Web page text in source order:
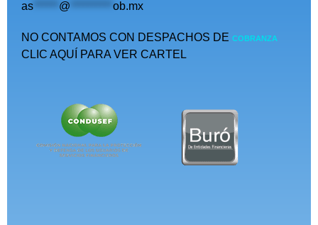
as ****** @ ********** ob.mx
NO CONTAMOS CON DESPACHOS DE COBRANZA
CLIC AQUÍ PARA VER CARTEL